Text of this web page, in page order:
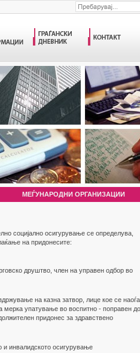
МЕЃУНАРОДНИ ОРГАНИЗАЦИИ
социјално осигурување се определува,
на придонесите:
друштво, член на управен одбор во
на казна затвор, лице кое се
мерка упатување во воспитно - поправен
придонес за здравствено
и инвалидското осигурување